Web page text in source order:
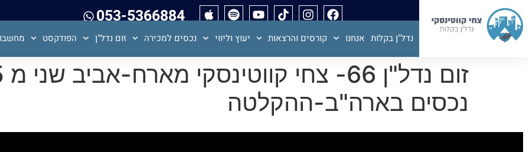
053-5366884
נדל"ן בקלות אנחנו קורסים והרצאות יעוץ וליווי נכסים למכירה זום נדל"ן הפודקסט
נכסים בארה"ב-ההקלטה